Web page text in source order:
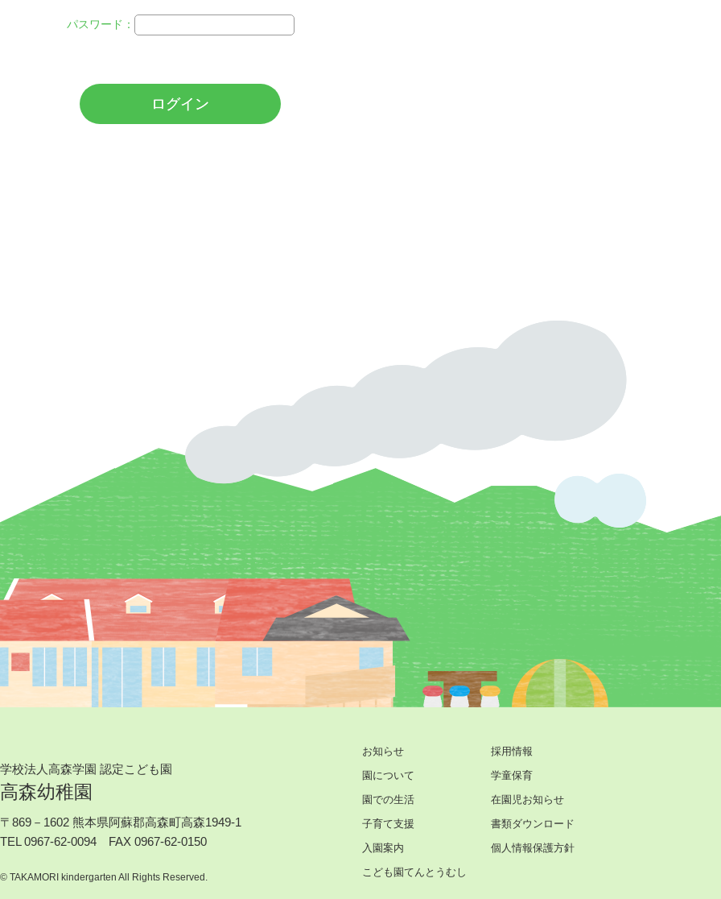
パスワード：
ログイン
学校法人高森学園 認定こども園
高森幼稚園
〒869－1602 熊本県阿蘇郡高森町高森1949-1
TEL 0967-62-0094 FAX 0967-62-0150
© TAKAMORI kindergarten All Rights Reserved.
採用情報
学童保育
在園児お知らせ
書類ダウンロード
個人情報保護方針
お知らせ
園について
園での生活
子育て支援
入園案内
こども園てんとうむし